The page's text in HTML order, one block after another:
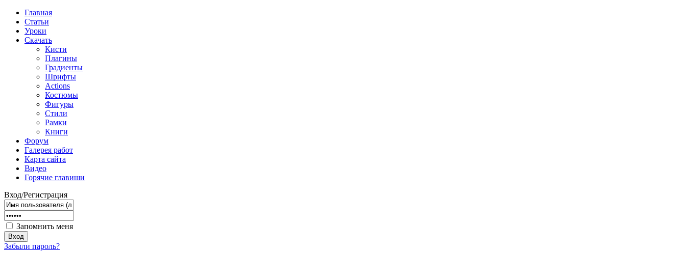
Главная
Статьи
Уроки
Скачать
Кисти
Плагины
Градиенты
Шрифты
Actions
Костюмы
Фигуры
Стили
Рамки
Книги
Форум
Галерея работ
Карта сайта
Видео
Горячие главиши
Вход/Регистрация
Запомнить меня
Забыли пароль?